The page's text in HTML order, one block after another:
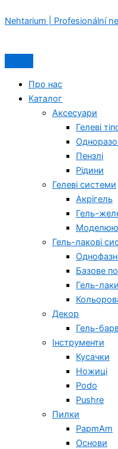
до
Nehtarium | Profesionální
Про нас
Каталог
Аксесуари
Гелеві
Пензлі
Рідини
Гелеві системи
Акрігель
Гель-
Гель-лакові
Базове
Гель-
Декор
Гель-
Інструменти
Кусачки
Ножиці
Podo
Pushre
Пилки
PapmAm
Основи
ціна:
ціна:
ціна: